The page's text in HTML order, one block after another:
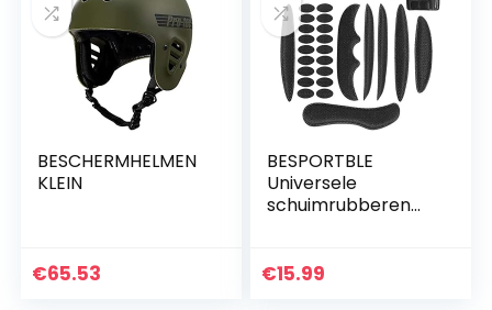
BESCHERMHELMEN
KLEIN
€65.53
BESPORTBLE
Universele
schuimrubberen
binnenbekleding,
€15.99